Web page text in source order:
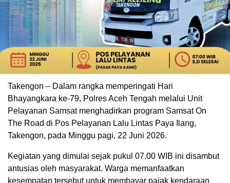
Takengon – Dalam rangka memperingati Hari
Bhayangkara ke-79, Polres Aceh Tengah melalui Unit
Pelayanan Samsat menghadirkan program Samsat On
The Road di Pos Pelayanan Lalu Lintas Paya Ilang,
Takengon, pada Minggu pagi, 22 Juni 2026.
Kegiatan yang dimulai sejak pukul 07.00 WIB ini disambut
antusias oleh masyarakat. Warga memanfaatkan
kesempatan tersebut untuk membayar pajak kendaraan